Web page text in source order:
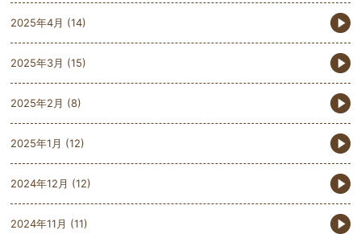
2025年4月 (14)
2025年3月 (15)
2025年2月 (8)
2025年1月 (12)
2024年12月 (12)
2024年11月 (11)